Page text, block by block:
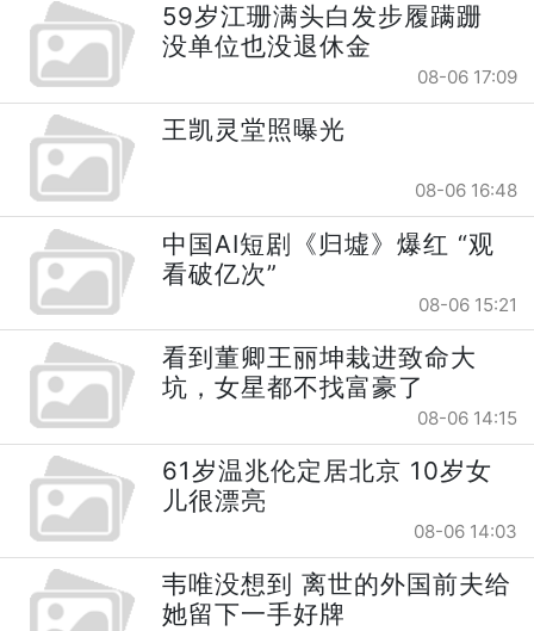
59岁江珊满头白发步履蹒跚
没单位也没退休金
08-06 17:09
王凯灵堂照曝光
08-06 16:48
中国AI短剧《归墟》爆红 “观
看破亿次”
08-06 15:21
看到董卿王丽坤栽进致命大
坑，女星都不找富豪了
08-06 14:15
61岁温兆伦定居北京 10岁女
儿很漂亮
08-06 14:03
韦唯没想到 离世的外国前夫给
她留下一手好牌